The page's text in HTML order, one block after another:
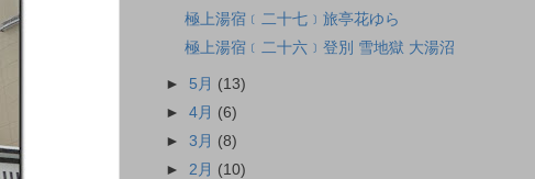
極上湯宿﹝二十七﹞旅亭花ゆら
極上湯宿﹝二十六﹞登別 雪地獄 大湯沼
► 5月 (13)
►4月 (6)
►3月 (8)
► 2月 (10)